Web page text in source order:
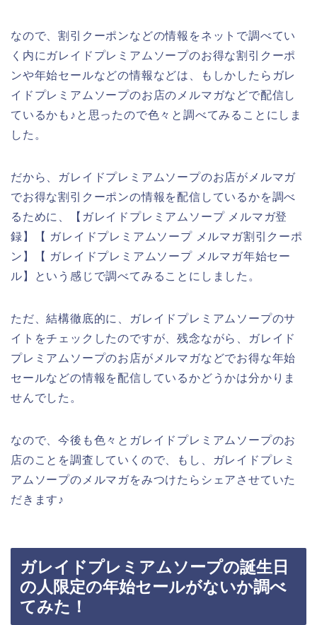
なので、割引クーポンなどの情報をネットで調べてい
く内にガレイドプレミアムソープのお得な割引クーポ
ンや年始セールなどの情報などは、もしかしたらガレ
イドプレミアムソープのお店のメルマガなどで配信し
ているかも♪と思ったので色々と調べてみることにしま
した。
だから、ガレイドプレミアムソープのお店がメルマガ
でお得な割引クーポンの情報を配信しているかを調べ
るために、【ガレイドプレミアムソープ メルマガ登
録】【 ガレイドプレミアムソープ メルマガ割引クーポ
ン】【 ガレイドプレミアムソープ メルマガ年始セー
ル】という感じで調べてみることにしました。
ただ、結構徹底的に、ガレイドプレミアムソープのサ
イトをチェックしたのですが、残念ながら、ガレイド
プレミアムソープのお店がメルマガなどでお得な年始
セールなどの情報を配信しているかどうかは分かりま
せんでした。
なので、今後も色々とガレイドプレミアムソープのお
店のことを調査していくので、もし、ガレイドプレミ
アムソープのメルマガをみつけたらシェアさせていた
だきます♪
ガレイドプレミアムソープの誕生日
の人限定の年始セールがないか調べ
てみた！